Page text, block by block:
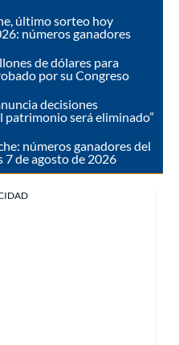
último sorteo hoy
números ganadores
de dólares para
por su Congreso
decisiones
patrimonio será eliminado”
números ganadores del
de agosto de 2026